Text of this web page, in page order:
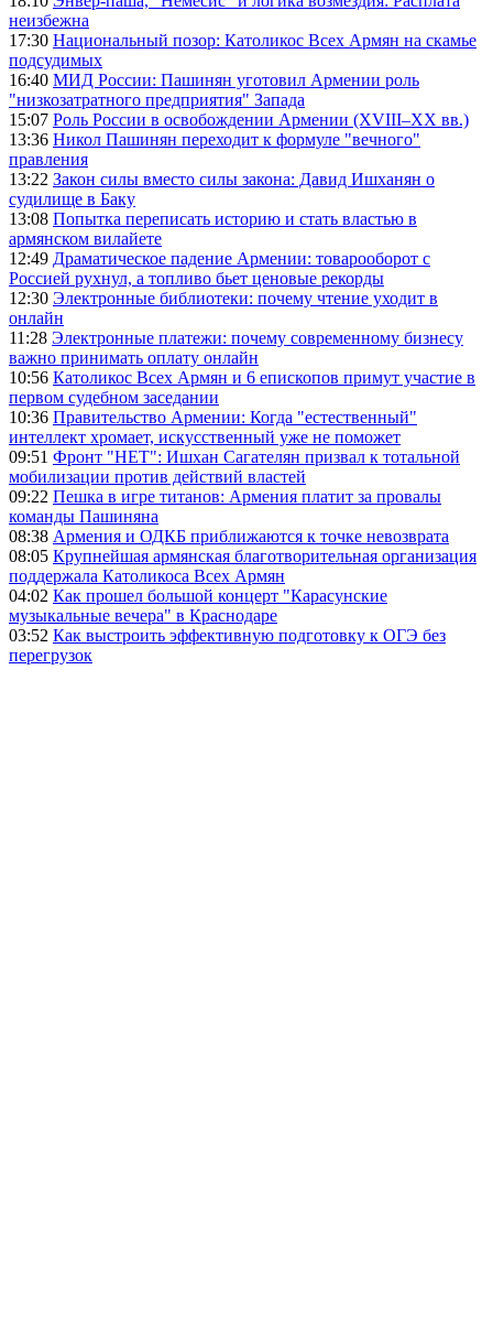
неизбежна
17:30 Национальный позор: Католикос Всех Армян на скамье
подсудимых
16:40 МИД России: Пашинян уготовил Армении роль
"низкозатратного предприятия" Запада
15:07 Роль России в освобождении Армении (XVIII–XX вв.)
13:36 Никол Пашинян переходит к формуле "вечного"
правления
13:22 Закон силы вместо силы закона: Давид Ишханян о
судилище в Баку
13:08 Попытка переписать историю и стать властью в
армянском вилайете
12:49 Драматическое падение Армении: товарооборот с
Россией рухнул, а топливо бьет ценовые рекорды
12:30 Электронные библиотеки: почему чтение уходит в
онлайн
11:28 Электронные платежи: почему современному бизнесу
важно принимать оплату онлайн
10:56 Католикос Всех Армян и 6 епископов примут участие в
первом судебном заседании
10:36 Правительство Армении: Когда "естественный"
интеллект хромает, искусственный уже не поможет
09:51 Фронт "НЕТ": Ишхан Сагателян призвал к тотальной
мобилизации против действий властей
09:22 Пешка в игре титанов: Армения платит за провалы
команды Пашиняна
08:38 Армения и ОДКБ приближаются к точке невозврата
08:05 Крупнейшая армянская благотворительная организация
поддержала Католикоса Всех Армян
04:02 Как прошел большой концерт "Карасунские
музыкальные вечера" в Краснодаре
03:52 Как выстроить эффективную подготовку к ОГЭ без
перегрузок